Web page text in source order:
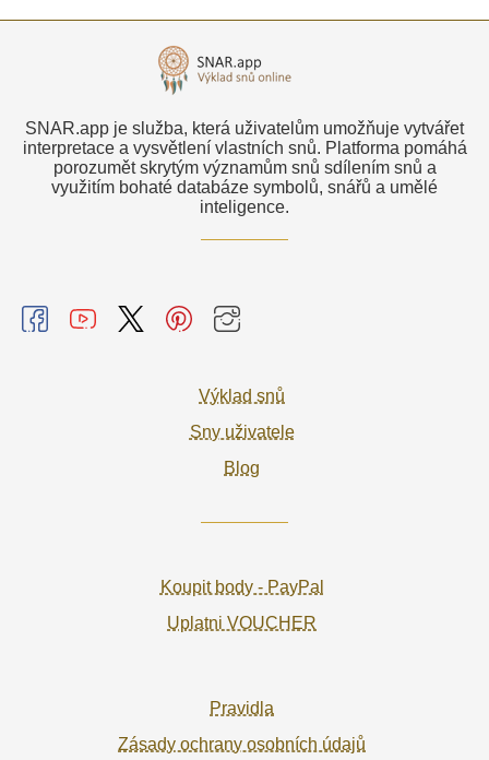
SNAR.app je služba, která uživatelům umožňuje vytvářet
interpretace a vysvětlení vlastních snů. Platforma pomáhá
porozumět skrytým významům snů sdílením snů a
využitím bohaté databáze symbolů, snářů a umělé
inteligence.
Výklad snů
Sny uživatele
Blog
Koupit body - PayPal
Uplatni VOUCHER
Pravidla
Zásady ochrany osobních údajů